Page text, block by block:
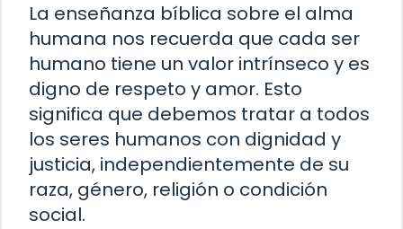
La enseñanza bíblica sobre el alma
humana nos recuerda que cada ser
humano tiene un valor intrínseco y es
digno de respeto y amor. Esto
significa que debemos tratar a todos
los seres humanos con dignidad y
justicia, independientemente de su
raza, género, religión o condición
social.